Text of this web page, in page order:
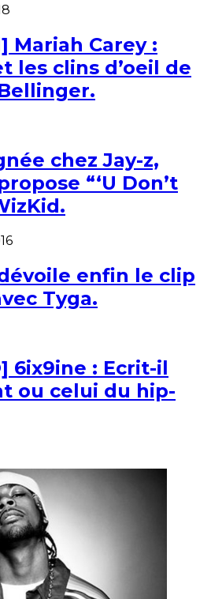
Mariah Carey :
les clins d’oeil de
chez Jay-z,
“‘U Don’t
enfin le clip
Tyga.
6ix9ine : Ecrit-il
ou celui du hip-